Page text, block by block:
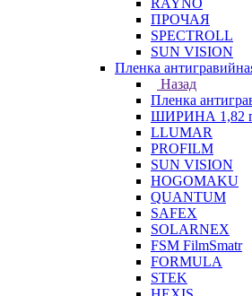
RAYNO
ПРОЧАЯ
SPECTROLL
SUN VISION
Пленка
Назад
Пленка
ШИРИНА 1,82
LLUMAR
PROFILM
SUN VISION
HOGOMAKU
QUANTUM
SAFEX
SOLARNEX
FSM FilmSmatr
FORMULA
STEK